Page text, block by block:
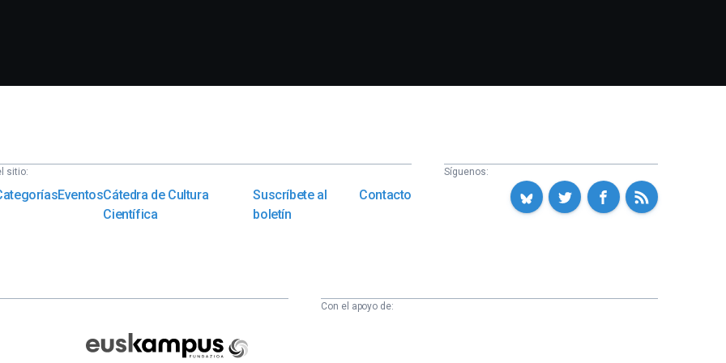
sitio:
EventosCátedra de Cultura
Científica
Suscríbete al
boletín
Contacto
Síguenos:
Fundazioa
Con el apoyo de: